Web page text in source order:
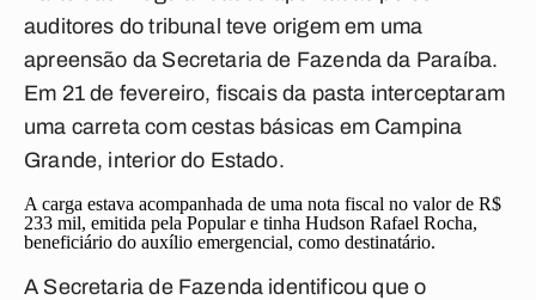
auditores do tribunal teve origem em uma
apreensão da Secretaria de Fazenda da Paraíba.
Em 21 de fevereiro, fiscais da pasta interceptaram
uma carreta com cestas básicas em Campina
Grande, interior do Estado.
A carga estava acompanhada de uma nota fiscal no valor de R$
233 mil, emitida pela Popular e tinha Hudson Rafael Rocha,
beneficiário do auxílio emergencial, como destinatário.
A Secretaria de Fazenda identificou que o